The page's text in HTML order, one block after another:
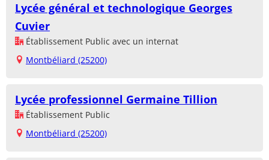
Lycée général et technologique Georges
Cuvier
Établissement Public avec un internat
Montbéliard (25200)
Lycée professionnel Germaine Tillion
Établissement Public
Montbéliard (25200)